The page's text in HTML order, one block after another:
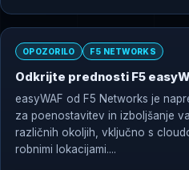
OPOZORILO F5 NETWORKS
Odkrijte prednosti F5
easyWAF od F5 Networks je
za poenostavitev in izboljšanje
različnih okoljih, vključno s
robnimi lokacijami....